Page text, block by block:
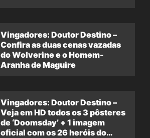
Vingadores: Doutor Destino –
Confira as duas cenas vazadas
do Wolverine e o Homem-
Aranha de Maguire
Vingadores: Doutor Destino –
Veja em HD todos os 3 pôsteres
de ‘Doomsday’ + 1 imagem
oficial com os 26 heróis do